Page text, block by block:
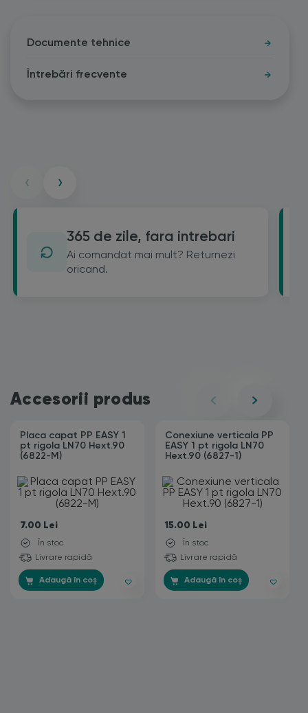
Documente tehnice
Întrebări frecvente
‹ ›
365 de zile, fara intrebari
Ai comandat mai mult? Returnezi
oricand.
Accesorii produs
Placa capat PP EASY 1
pt rigola LN70 Hext.90
(6822-М)
7.00 Lei
În stoc
Livrare rapidă
Adaugă în coș
Conexiune verticala PP
EASY 1 pt rigola LN70
Hext.90 (6827-1)
15.00 Lei
În stoc
Livrare rapidă
Adaugă în coș